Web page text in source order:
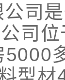
公司
司
5000